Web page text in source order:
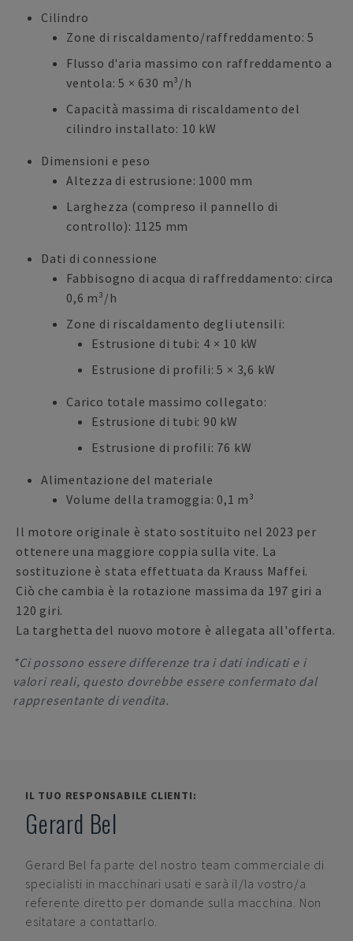
Cilindro
Zone di riscaldamento/raffreddamento: 5
Flusso d'aria massimo con raffreddamento a
ventola: 5 × 630 m³/h
Capacità massima di riscaldamento del
cilindro installato: 10 kW
Dimensioni e peso
Altezza di estrusione: 1000 mm
Larghezza (compreso il pannello di
controllo): 1125 mm
Dati di connessione
Fabbisogno di acqua di raffreddamento: circa
0,6 m³/h
Zone di riscaldamento degli utensili:
Estrusione di tubi: 4 × 10 kW
Estrusione di profili: 5 × 3,6 kW
Carico totale massimo collegato:
Estrusione di tubi: 90 kW
Estrusione di profili: 76 kW
Alimentazione del materiale
Volume della tramoggia: 0,1 m³
Il motore originale è stato sostituito nel 2023 per
ottenere una maggiore coppia sulla vite. La
sostituzione è stata effettuata da Krauss Maffei.
Ciò che cambia è la rotazione massima da 197 giri a
120 giri.
La targhetta del nuovo motore è allegata all'offerta.
*Ci possono essere differenze tra i dati indicati e i
valori reali, questo dovrebbe essere confermato dal
rappresentante di vendita.
IL TUO RESPONSABILE CLIENTI:
Gerard Bel
Gerard Bel fa parte del nostro team commerciale di
specialisti in macchinari usati e sarà il/la vostro/a
referente diretto per domande sulla macchina. Non
esitatare a contattarlo.